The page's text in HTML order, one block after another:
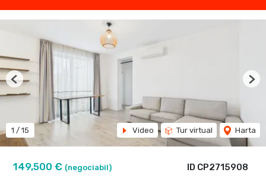
ID CP2715908
149,500 € (negociabil)
1 / 15 Video Tur virtual Harta
Previous